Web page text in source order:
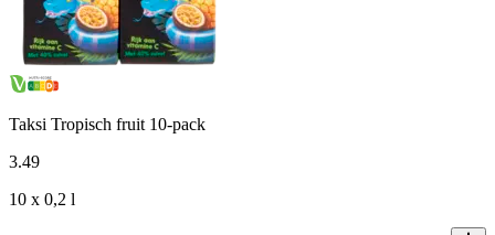
Taksi Tropisch fruit 10-pack
3.49
10 x 0,2 l